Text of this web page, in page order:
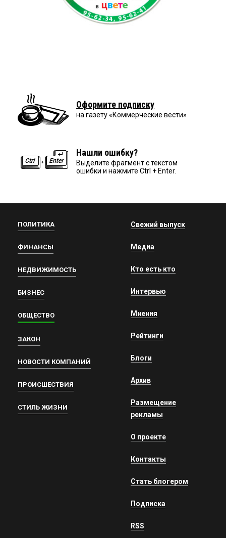
Оформите подписку
на газету «Коммерческие вести»
Нашли ошибку?
Выделите фрагмент с текстом
ошибки и нажмите Ctrl + Enter.
ПОЛИТИКА
ФИНАНСЫ
НЕДВИЖИМОСТЬ
БИЗНЕС
ОБЩЕСТВО
ЗАКОН
НОВОСТИ КОМПАНИЙ
ПРОИСШЕСТВИЯ
СТИЛЬ ЖИЗНИ
Свежий выпуск
Медиа
Кто есть кто
Интервью
Мнения
Рейтинги
Блоги
Архив
Размещение
рекламы
О проекте
Контакты
Стать блогером
Подписка
RSS